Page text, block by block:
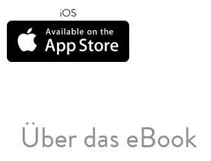
iOS
Über das eBook